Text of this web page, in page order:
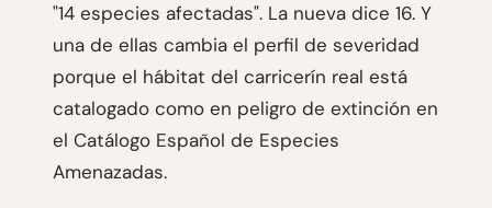
"14 especies afectadas". La nueva dice 16. Y
una de ellas cambia el perfil de severidad
porque el hábitat del carricerín real está
catalogado como en peligro de extinción en
el Catálogo Español de Especies
Amenazadas.